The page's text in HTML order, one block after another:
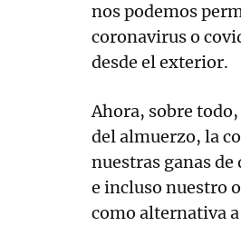
nos podemos
coronavirus o
desde el exterior.
Ahora, sobre
del almuerzo, la
nuestras ganas
e incluso nuestro
como alternativa